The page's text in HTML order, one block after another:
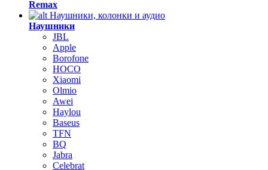
Remax
Наушники, колонки и аудио
Наушники
JBL
Apple
Borofone
HOCO
Xiaomi
Olmio
Awei
Haylou
Baseus
TFN
BQ
Jabra
Celebrat